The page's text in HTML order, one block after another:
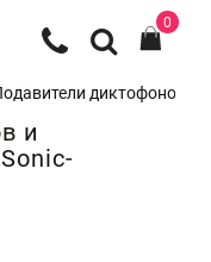
0
диктофонов
и